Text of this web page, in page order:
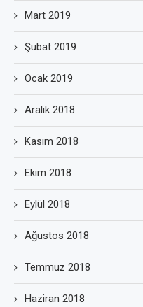
Mart 2019
Şubat 2019
Ocak 2019
Aralık 2018
Kasım 2018
Ekim 2018
Eylül 2018
Ağustos 2018
Temmuz 2018
Haziran 2018